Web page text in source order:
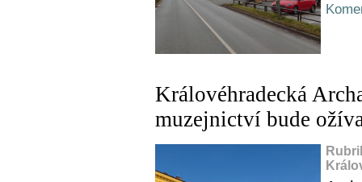
Královéhradecká
muzejnictví bude